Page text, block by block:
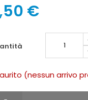
€
(nessun arrivo